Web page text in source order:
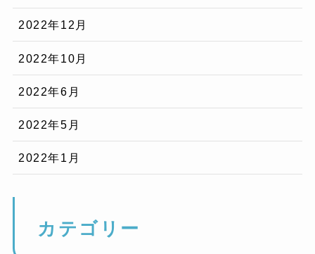
2022年12月
2022年10月
2022年6月
2022年5月
2022年1月
カテゴリー